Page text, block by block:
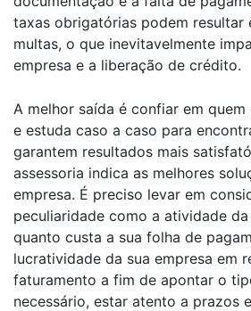
taxas obrigatórias podem resultar
multas, o que inevitavelmente
empresa e a liberação de crédito.
A melhor saída é confiar em
e estuda caso a caso para
garantem resultados mais
assessoria indica as melhores
empresa. É preciso levar em
peculiaridade como a atividade da
quanto custa a sua folha de
lucratividade da sua empresa em
faturamento a fim de apontar o
necessário, estar atento a prazos